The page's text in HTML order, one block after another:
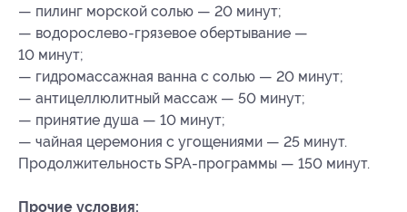
— пилинг морской солью — 20 минут;
— водорослево-грязевое обертывание —
10 минут;
— гидромассажная ванна с солью — 20 минут;
— антицеллюлитный массаж — 50 минут;
— принятие душа — 10 минут;
— чайная церемония с угощениями — 25 минут.
Продолжительность SPA-программы — 150 минут.
Прочие условия: